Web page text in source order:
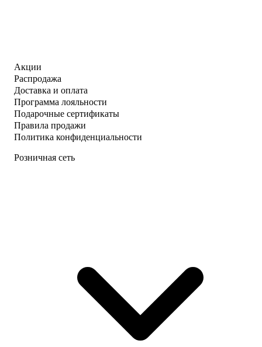
Акции
Распродажа
Доставка и оплата
Программа лояльности
Подарочные сертификаты
Правила продажи
Политика конфиденциальности
Розничная сеть